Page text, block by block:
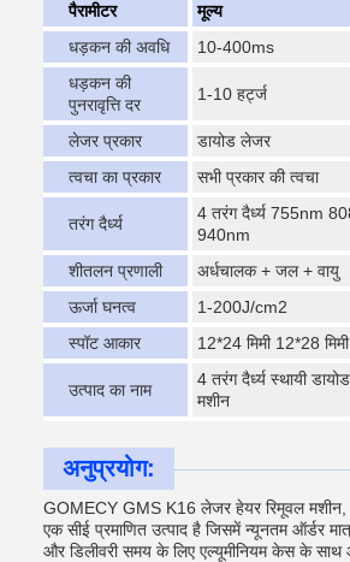
पैरामीटर
मूल्य
धड़कन की अवधि
10-400ms
धड़कन की
पुनरावृत्ति दर
1-10 हर्ट्ज
लेजर प्रकार
डायोड लेजर
त्वचा का प्रकार
सभी प्रकार की त्वचा
तरंग दैर्ध्य
4 तरंग दैर्ध्य 755nm
940nm
शीतलन प्रणाली
अर्धचालक + जल + वायु
ऊर्जा घनत्व
1-200J/cm2
स्पॉट आकार
12*24 मिमी 12*28 मिमी
उत्पाद का नाम
4 तरंग दैर्ध्य स्थायी
मशीन
अनुप्रयोग:
GOMECY GMS K16 लेजर हेयर रिमूवल मशीन,
एक सीई प्रमाणित उत्पाद है जिसमें न्यूनतम ऑर्डर
और डिलीवरी समय के लिए एल्यूमीनियम केस के